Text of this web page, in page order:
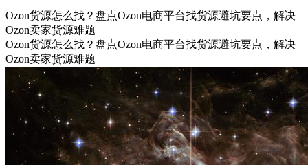
Ozon货源怎么找？盘点Ozon电商平台找货源避坑要点，解决
Ozon卖家货源难题
Ozon货源怎么找？盘点Ozon电商平台找货源避坑要点，解决
Ozon卖家货源难题